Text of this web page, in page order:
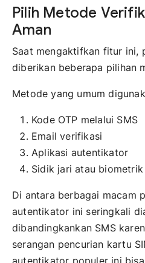
Pilih Metode
Aman
Saat mengaktifkan fitur ini,
diberikan beberapa pilihan
Metode yang umum
Kode OTP melalui SMS
Email verifikasi
Aplikasi autentikator
Sidik jari atau biometrik
Di antara berbagai macam
autentikator ini seringkali
dibandingkankan SMS
serangan pencurian kartu
autentikator populer ini